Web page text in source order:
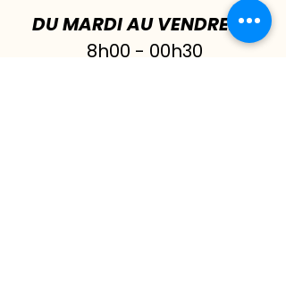
DU MARDI AU VENDREDI|
8h00 - 00h30